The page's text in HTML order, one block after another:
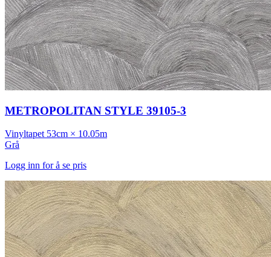
METROPOLITAN STYLE 39105-3
Vinyltapet 53cm × 10.05m
Grå
Logg inn for å se pris